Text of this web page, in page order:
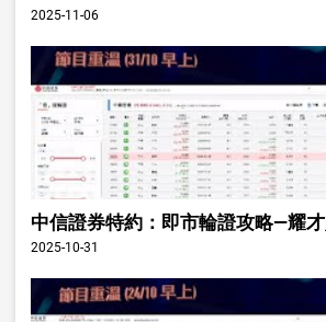
2025-11-06
中信證券特約：即市輪證攻略—耀
2025-10-31